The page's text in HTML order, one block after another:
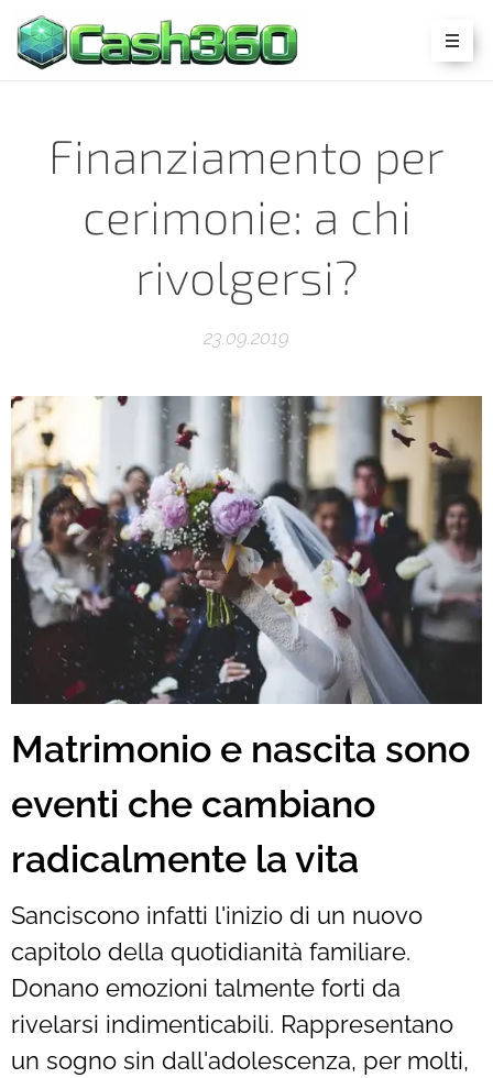
Finanziamento per
cerimonie: a chi
rivolgersi?
23.09.2019
Matrimonio e nascita sono
eventi che cambiano
radicalmente la vita
Sanciscono infatti l'inizio di un nuovo
capitolo della quotidianità familiare.
Donano emozioni talmente forti da
rivelarsi indimenticabili. Rappresentano
un sogno sin dall'adolescenza, per molti,